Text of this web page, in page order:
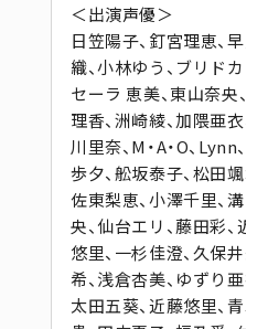
＜出演声優＞
日笠陽子、釘宮理恵、早見
織、小林ゆう、ブリドカッ
セーラ 恵美、東山奈央、
理香、洲崎綾、加隈亜衣、
川里奈、M・A・O、Lynn、
歩夕、舩坂泰子、松田颯水
佐東梨恵、小澤千里、溝口
央、仙台エリ、藤田彩、近
悠里、一杉佳澄、久保井美
希、浅倉杏美、ゆずり亜衣
太田五葵、近藤悠里、青木